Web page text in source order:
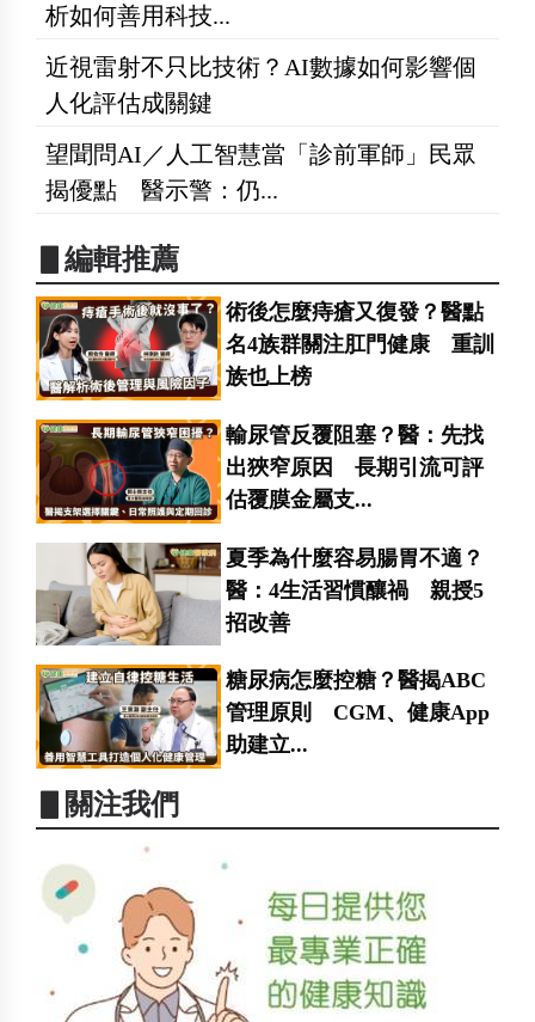
析如何善用科技...
近視雷射不只比技術？AI數據如何影響個
人化評估成關鍵
望聞問AI／人工智慧當「診前軍師」民眾
揭優點 醫示警：仍...
▋編輯推薦
術後怎麼痔瘡又復發？醫點
名4族群關注肛門健康 重訓
族也上榜
輸尿管反覆阻塞？醫：先找
出狹窄原因 長期引流可評
估覆膜金屬支...
夏季為什麼容易腸胃不適？
醫：4生活習慣釀禍 親授5
招改善
糖尿病怎麼控糖？醫揭ABC
管理原則 CGM、健康App
助建立...
▋關注我們